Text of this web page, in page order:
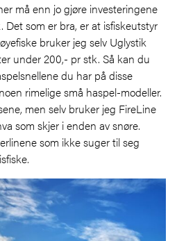
må enn jo gjøre investeringene
som er bra, er at isfiskeutstyr
bruker jeg selv Uglystik
under 200,- pr stk. Så kan du
du har på disse
rimelige små haspel-modeller.
men selv bruker jeg FireLine
som skjer i enden av snøre.
som ikke suger til seg